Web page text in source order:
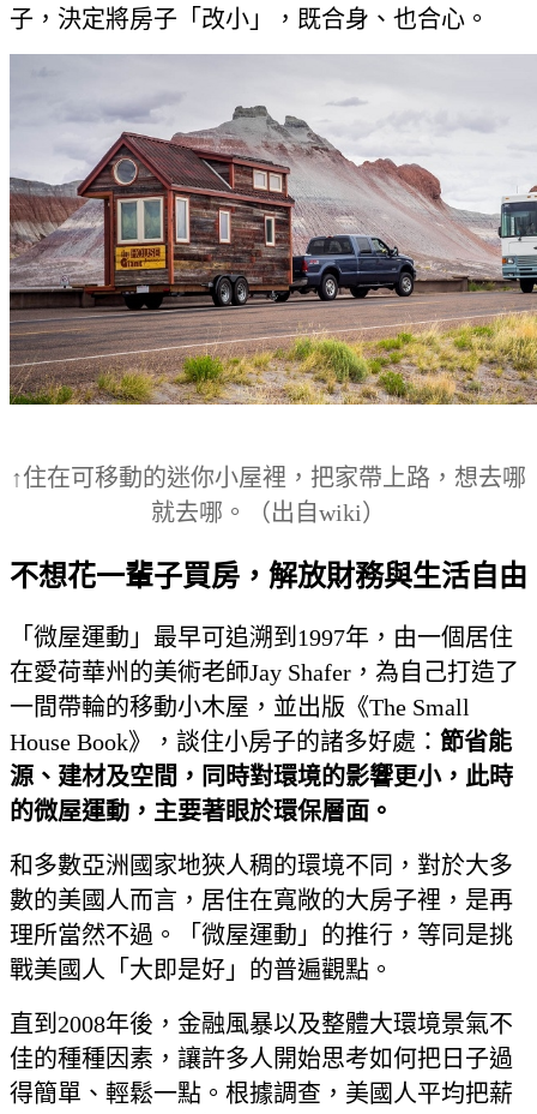
子，決定將房子「改小」，既合身、也合心。
↑住在可移動的迷你小屋裡，把家帶上路，想去哪
就去哪。（出自wiki）
不想花一輩子買房，解放財務與生活自由
「微屋運動」最早可追溯到1997年，由一個居住
在愛荷華州的美術老師Jay Shafer，為自己打造了
一間帶輪的移動小木屋，並出版《The Small
House Book》，談住小房子的諸多好處： 節省能
源、建材及空間，同時對環境的影響更小，此時
的微屋運動，主要著眼於環保層面。
和多數亞洲國家地狹人稠的環境不同，對於大多
數的美國人而言，居住在寬敞的大房子裡，是再
理所當然不過。「微屋運動」的推行，等同是挑
戰美國人「大即是好」的普遍觀點。
直到2008年後，金融風暴以及整體大環境景氣不
佳的種種因素，讓許多人開始思考如何把日子過
得簡單、輕鬆一點。根據調查，美國人平均把薪